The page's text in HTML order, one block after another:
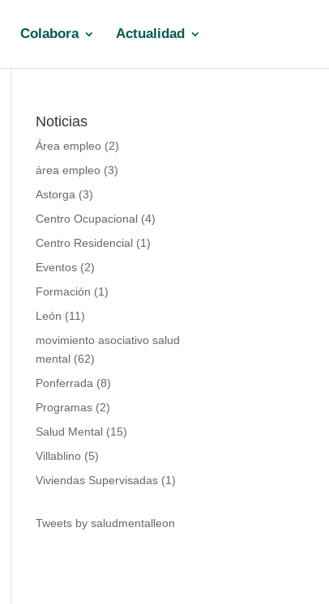
Colabora Actualidad
Noticias
Área empleo (2)
área empleo (3)
Astorga (3)
Centro Ocupacional (4)
Centro Residencial (1)
Eventos (2)
Formación (1)
León (11)
movimiento asociativo salud
mental (62)
Ponferrada (8)
Programas (2)
Salud Mental (15)
Villablino (5)
Viviendas Supervisadas (1)
Tweets by saludmentalleon